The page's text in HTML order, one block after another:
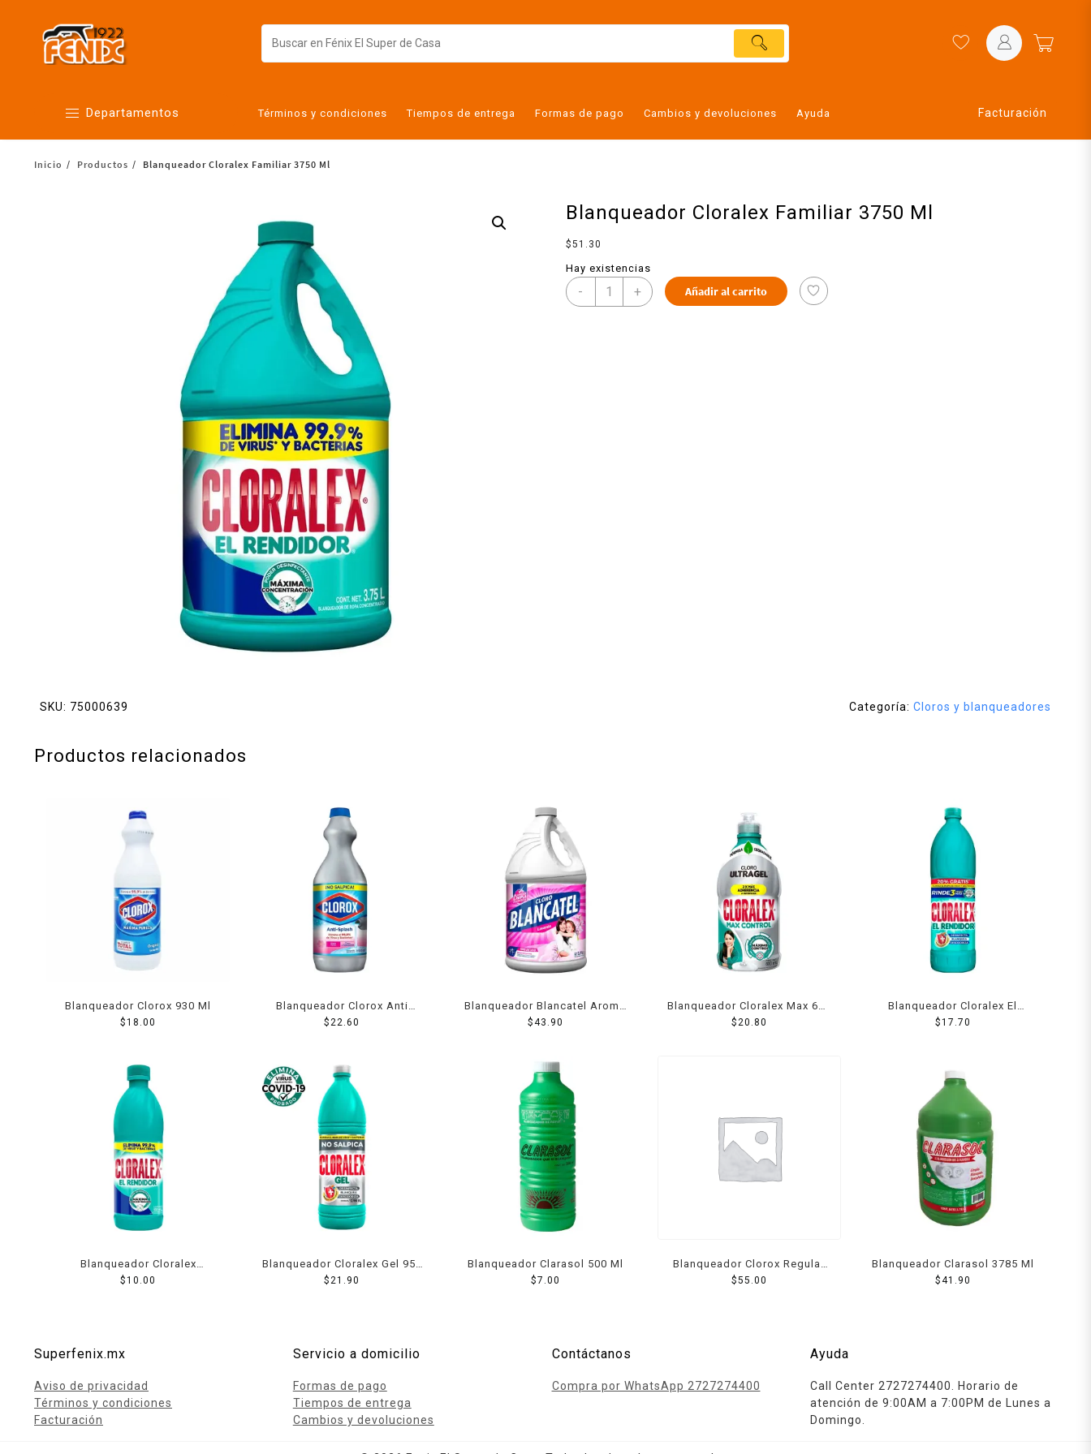
Departamentos
Alimentos
Términos y condiciones Tiempos de entrega Formas de pago Cambios y devoluciones Ayuda Facturación
Inicio Productos Blanqueador Cloralex Familiar 3750 Ml
Blanqueador Cloralex Familiar 3750 Ml
$51.30
Hay existencias
- + Añadir al carrito
SKU: 75000639 Categoría: Cloros y blanqueadores
Productos relacionados
Blanqueador Clorox 930 Ml
$18.00
Blanqueador Clorox Anti
Splash 930 Ml
$22.60
Blanqueador Blancatel Aroma
Lavanda 3780 Ml
$43.90
Blanqueador Cloralex Max 600
Ml
$20.80
Blanqueador Cloralex El
Rendidor 1.17 l
$17.70
Blanqueador Cloralex
Mediano 500 Ml
$10.00
Blanqueador Cloralex Gel 950
Ml
$ 21.90
Blanqueador Clarasol 500 Ml
$7.00
Blanqueador Clorox Regular
3800 Ml
$55.00
Blanqueador Clarasol 3785 Ml
$41.90
Superfenix.mx
Aviso de privacidad
Términos y condiciones
Facturación
Servicio a domicilio
Formas de pago
Tiempos de entrega
Cambios y devoluciones
Contáctanos
Compra por WhatsApp 2727274400
Ayuda
Call Center 2727274400. Horario de
atención de 9:00AM a 7:00PM de Lunes a
Domingo.